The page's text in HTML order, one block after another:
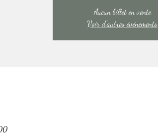
Aucun billet en vente
Voir d'autres événements